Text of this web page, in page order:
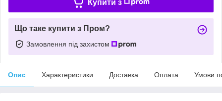
Купити з
Що таке купити з Пром?
Замовлення під захистом
Опис Характеристики Доставка Оплата Умови